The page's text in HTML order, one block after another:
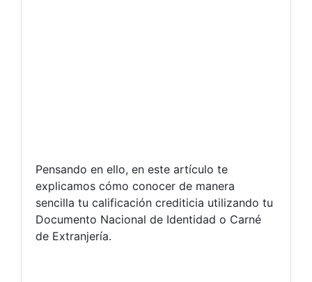
Pensando en ello, en este artículo te
explicamos cómo conocer de manera
sencilla tu calificación crediticia utilizando tu
Documento Nacional de Identidad o Carné
de Extranjería.